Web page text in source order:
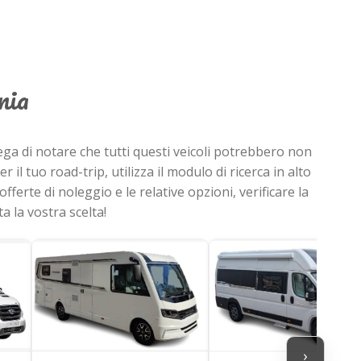
di notare che tutti questi veicoli potrebbero non
il tuo road-trip, utilizza il modulo di ricerca in alto
di noleggio e le relative opzioni, verificare la
la vostra scelta!
›